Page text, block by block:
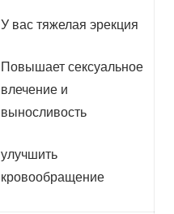
У вас тяжелая эрекция
Повышает сексуальное
влечение и
выносливость
улучшить
кровообращение